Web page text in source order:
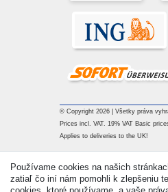
© Copyright 2026 | Všetky práva
Prices incl. VAT. 19% VAT Basic
Applies to deliveries to the UK!
Používame cookies na našich
zatiaľ čo iní nám pomohli k zlepšeniu
Withdraw from contract